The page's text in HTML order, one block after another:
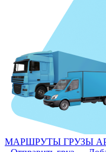
МАРШРУТЫ ГРУЗЫ